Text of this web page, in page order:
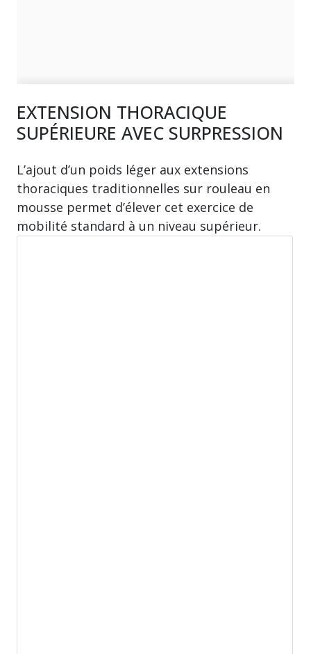
EXTENSION THORACIQUE
SUPÉRIEURE AVEC SURPRESSION
L’ajout d’un poids léger aux extensions
thoraciques traditionnelles sur rouleau en
mousse permet d’élever cet exercice de
mobilité standard à un niveau supérieur.